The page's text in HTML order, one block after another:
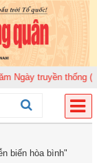
thống (12-11-
biến hòa bình"